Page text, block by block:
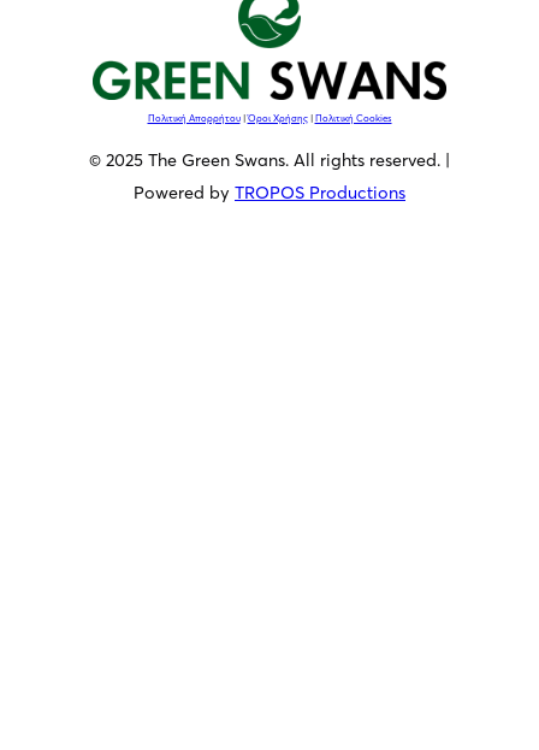
Πολιτική Απορρήτου|Όροι Χρήσης| Πολιτική Cookies
© 2025 The Green Swans. All rights reserved. |
Powered by TROPOS Productions